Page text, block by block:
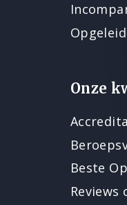
Onze
Beste